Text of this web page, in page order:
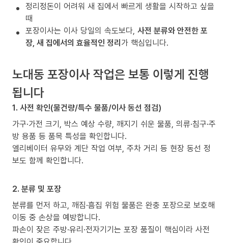
정리정돈이 어려워 새 집에서 빠르게 생활을 시작하고 싶을
때
포장이사는 이사 당일의 속도보다, 사전 분류와 안전한 포
장, 새 집에서의 효율적인 정리가 핵심입니다.
노대동 포장이사 작업은 보통 이렇게 진행
됩니다
1. 사전 확인(물건량/특수 물품/이사 동선 점검)
가구·가전 크기, 박스 예상 수량, 깨지기 쉬운 물품, 의류·침구·주
방 용품 등 품목 특성을 확인합니다.
엘리베이터 유무와 계단 작업 여부, 주차 거리 등 현장 동선 정
보도 함께 확인합니다.
2. 분류 및 포장
분류를 먼저 하고, 깨짐·흠집 위험 물품은 완충 포장으로 보호해
이동 중 손상을 예방합니다.
파손이 잦은 주방·유리·전자기기는 포장 품질이 핵심이라 사전